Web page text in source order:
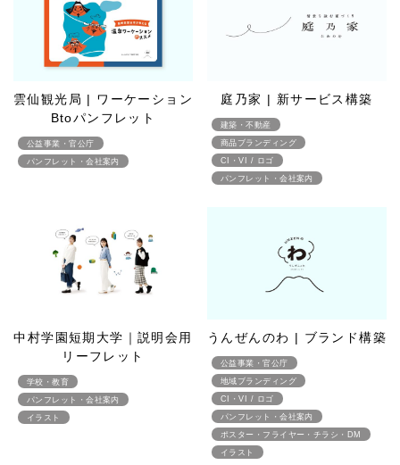
雲仙観光局 | ワーケーション
Btoパンフレット
公益事業・官公庁
パンフレット・会社案内
庭乃家 | 新サービス構築
建築・不動産
商品ブランディング
CI・VI / ロゴ
パンフレット・会社案内
中村学園短期大学｜説明会用
リーフレット
学校・教育
パンフレット・会社案内
イラスト
うんぜんのわ | ブランド構築
公益事業・官公庁
地域ブランディング
CI・VI / ロゴ
パンフレット・会社案内
ポスター・フライヤー・チラシ・DM
イラスト